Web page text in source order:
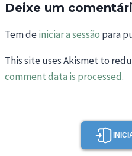
Deixe um
Tem deiniciar a sessão para
This site uses Akismet to
comment data is processed.